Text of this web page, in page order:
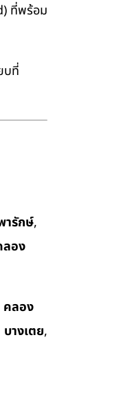
ที่พร้อม
บที่
ารักษ์,
ลอง
คลอง
บางเตย,